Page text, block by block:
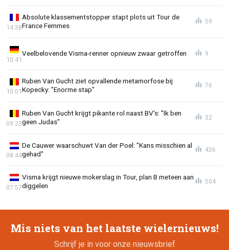
Absolute klassementstopper stapt plots uit Tour de
France Femmes
14:38
59
Veelbelovende Visma-renner opnieuw zwaar getroffen
10:41
9
Ruben Van Gucht ziet opvallende metamorfose bij
Kopecky: "Enorme stap"
10:01
76
Ruben Van Gucht krijgt pikante rol naast BV's: "Ik ben
geen Judas"
09:23
32
De Cauwer waarschuwt Van der Poel: "Kans misschien al
gehad"
08:44
436
Visma krijgt nieuwe mokerslag in Tour, plan B meteen aan
diggelen
07:57
504
Mis niets van het laatste wielernieuws!
Schrijf je in voor onze nieuwsbrief